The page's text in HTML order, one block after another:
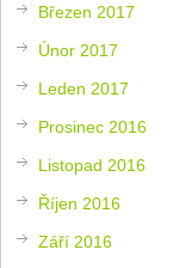
Březen 2017
Únor 2017
Leden 2017
Prosinec 2016
Listopad 2016
Říjen 2016
Září 2016